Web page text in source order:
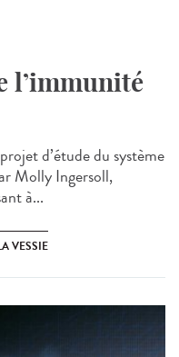
l’immunité
d’étude du système
Molly Ingersoll,
à...
VESSIE